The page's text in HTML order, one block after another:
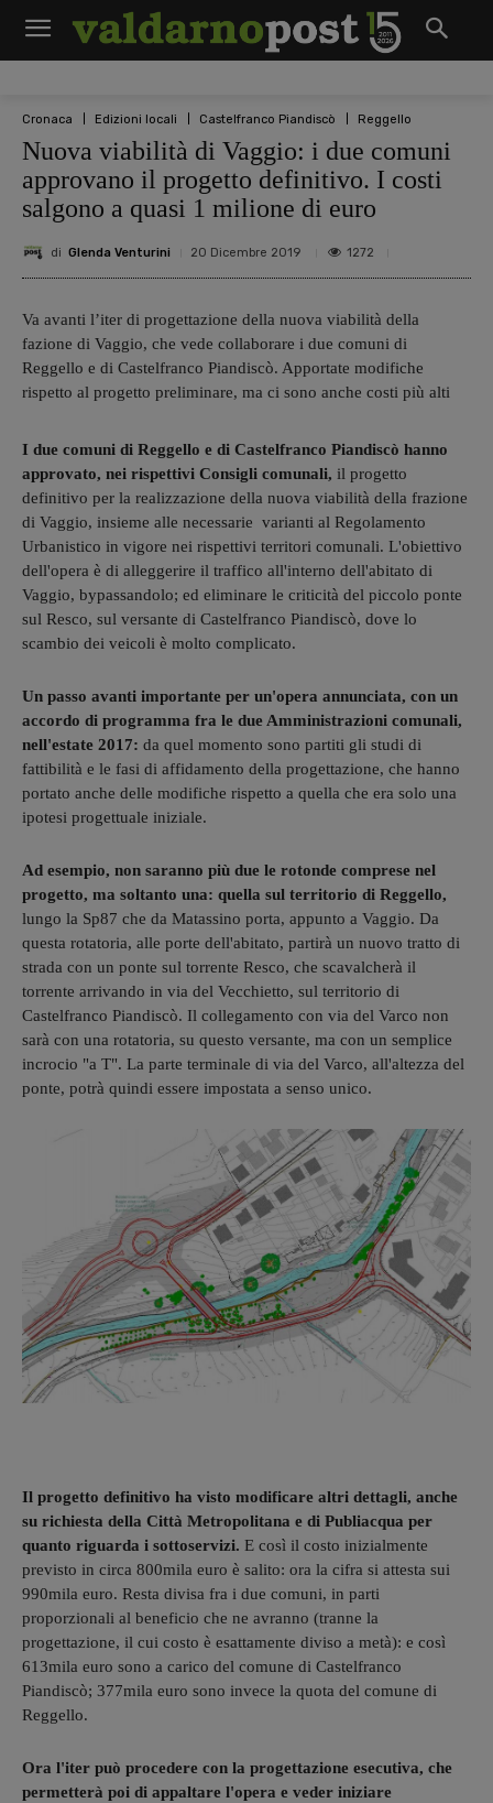
Cronaca Edizioni locali Castelfranco Piandiscò Reggello
Nuova viabilità di Vaggio: i due comuni
approvano il progetto definitivo. I costi
salgono a quasi 1 milione di euro
di Glenda Venturini 20 Dicembre 2019 1272
Va avanti l’iter di progettazione della nuova viabilità della
fazione di Vaggio, che vede collaborare i due comuni di
Reggello e di Castelfranco Piandiscò. Apportate modifiche
rispetto al progetto preliminare, ma ci sono anche costi più alti
I due comuni di Reggello e di Castelfranco Piandiscò hanno
approvato, nei rispettivi Consigli comunali, il progetto
definitivo per la realizzazione della nuova viabilità della frazione
di Vaggio, insieme alle necessarie varianti al Regolamento
Urbanistico in vigore nei rispettivi territori comunali. L'obiettivo
dell'opera è di alleggerire il traffico all'interno dell'abitato di
Vaggio, bypassandolo; ed eliminare le criticità del piccolo ponte
sul Resco, sul versante di Castelfranco Piandiscò, dove lo
scambio dei veicoli è molto complicato.
Un passo avanti importante per un'opera annunciata, con un
accordo di programma fra le due Amministrazioni comunali,
nell'estate 2017: da quel momento sono partiti gli studi di
fattibilità e le fasi di affidamento della progettazione, che hanno
portato anche delle modifiche rispetto a quella che era solo una
ipotesi progettuale iniziale.
Ad esempio, non saranno più due le rotonde comprese nel
progetto, ma soltanto una: quella sul territorio di Reggello,
lungo la Sp87 che da Matassino porta, appunto a Vaggio. Da
questa rotatoria, alle porte dell'abitato, partirà un nuovo tratto di
strada con un ponte sul torrente Resco, che scavalcherà il
torrente arrivando in via del Vecchietto, sul territorio di
Castelfranco Piandiscò. Il collegamento con via del Varco non
sarà con una rotatoria, su questo versante, ma con un semplice
incrocio "a T". La parte terminale di via del Varco, all'altezza del
ponte, potrà quindi essere impostata a senso unico.
Il progetto definitivo ha visto modificare altri dettagli, anche
su richiesta della Città Metropolitana e di Publiacqua per
quanto riguarda i sottoservizi. E così il costo inizialmente
previsto in circa 800mila euro è salito: ora la cifra si attesta sui
990mila euro. Resta divisa fra i due comuni, in parti
proporzionali al beneficio che ne avranno (tranne la
progettazione, il cui costo è esattamente diviso a metà): e così
613mila euro sono a carico del comune di Castelfranco
Piandiscò; 377mila euro sono invece la quota del comune di
Reggello.
Ora l'iter può procedere con la progettazione esecutiva, che
permetterà poi di appaltare l'opera e veder iniziare